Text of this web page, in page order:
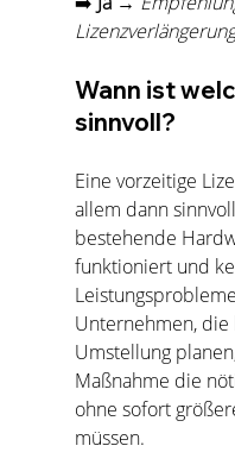
Wann ist
sinnvoll?
Eine vorzeitige
allem dann
bestehende
funktioniert und
Unternehmen,
Umstellung
Maßnahme die
ohne sofort
müssen.